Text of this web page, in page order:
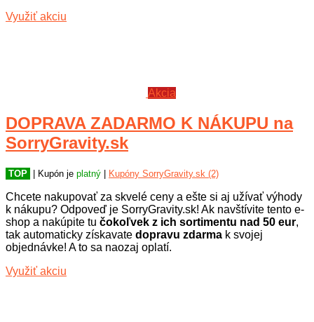
Využiť akciu
Akcia
DOPRAVA ZADARMO K NÁKUPU na
SorryGravity.sk
TOP | Kupón je platný Kupóny SorryGravity.sk (2)
Chcete nakupovať za skvelé ceny a ešte si aj užívať výhody
k nákupu? Odpoveď je SorryGravity.sk! Ak navštívite tento e-
shop a nakúpite tu čokoľvek z ich sortimentu nad 50 eur,
tak automaticky získavate dopravu zdarma k svojej
objednávke! A to sa naozaj oplatí.
Využiť akciu